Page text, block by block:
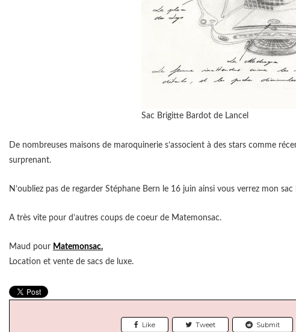
Sac Brigitte Bardot de Lancel
De nombreuses maisons de maroquinerie s’associent à des stars comme
surprenant.
N’oubliez pas de regarder Stéphane Bern le 16 juin ainsi vous verrez mon
A très vite pour d’autres coups de coeur de Matemonsac.
Maud pour Matemonsac.
Location et vente de sacs de luxe.
Like Tweet Submit